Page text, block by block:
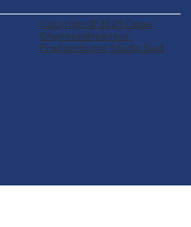
Copyright © 2025 Cepar
Empreendimentos -
Produzido por Studio Said